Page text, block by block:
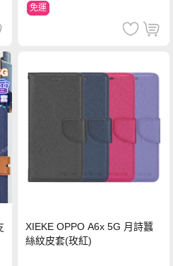
免運
XIEKE OPPO A6x 5G 月詩蠶
絲紋皮套(玫紅)